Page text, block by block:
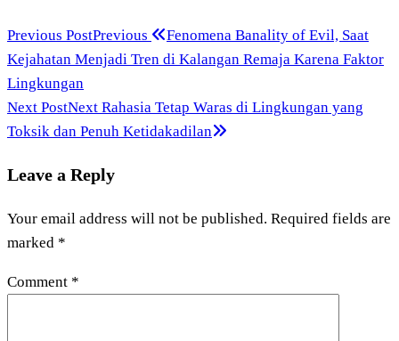
Previous PostPrevious
Fenomena Banality of Evil, Saat
Kejahatan Menjadi Tren di Kalangan Remaja Karena Faktor
Lingkungan
Next PostNext Rahasia Tetap Waras di Lingkungan yang
Toksik dan Penuh Ketidakadilan
Leave a Reply
Your email address will not be published. Required fields are
marked *
Comment *